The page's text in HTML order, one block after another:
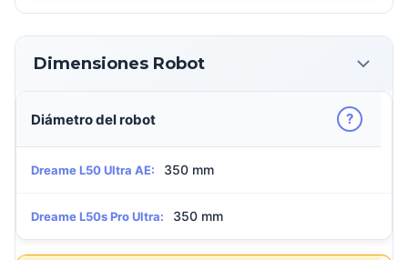
Dimensiones Robot
Diámetro del robot ?
Dreame L50 Ultra AE: 350 mm
Dreame L50s Pro Ultra: 350 mm